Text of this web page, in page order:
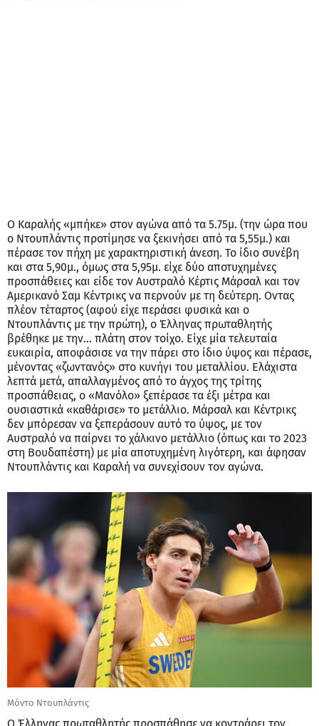
Ο Καραλής «μπήκε» στον αγώνα από τα 5.75μ. (την ώρα που
ο Ντουπλάντις προτίμησε να ξεκινήσει από τα 5,55μ.) και
πέρασε τον πήχη με χαρακτηριστική άνεση. Το ίδιο συνέβη
και στα 5,90μ., όμως στα 5,95μ. είχε δύο αποτυχημένες
προσπάθειες και είδε τον Αυστραλό Κέρτις Μάρσαλ και τον
Αμερικανό Σαμ Κέντρικς να περνούν με τη δεύτερη. Οντας
πλέον τέταρτος (αφού είχε περάσει φυσικά και ο
Ντουπλάντις με την πρώτη), ο Έλληνας πρωταθλητής
βρέθηκε με την... πλάτη στον τοίχο. Είχε μία τελευταία
ευκαιρία, αποφάσισε να την πάρει στο ίδιο ύψος και πέρασε,
μένοντας «ζωντανός» στο κυνήγι του μεταλλίου. Ελάχιστα
λεπτά μετά, απαλλαγμένος από το άγχος της τρίτης
προσπάθειας, ο «Μανόλο» ξεπέρασε τα έξι μέτρα και
ουσιαστικά «καθάρισε» το μετάλλιο. Μάρσαλ και Κέντρικς
δεν μπόρεσαν να ξεπεράσουν αυτό το ύψος, με τον
Αυστραλό να παίρνει το χάλκινο μετάλλιο (όπως και το 2023
στη Βουδαπέστη) με μία αποτυχημένη λιγότερη, και άφησαν
Ντουπλάντις και Καραλή να συνεχίσουν τον αγώνα.
Μόντο Ντουπλάντις